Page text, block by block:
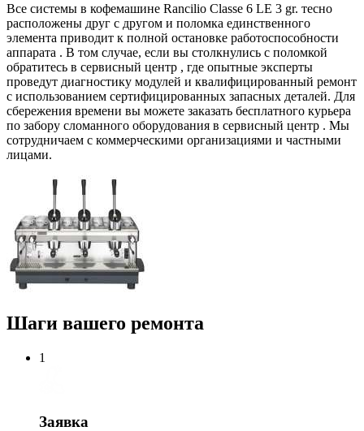
Все системы в кофемашине Rancilio Classe 6 LE 3 gr. тесно
расположены друг с другом и поломка единственного
элемента приводит к полной остановке работоспособности
аппарата . В том случае, если вы столкнулись с поломкой
обратитесь в сервисный центр , где опытные эксперты
проведут диагностику модулей и квалифицированный ремонт
с использованием сертифицированных запасных деталей. Для
сбережения времени вы можете заказать бесплатного курьера
по забору сломанного оборудования в сервисный центр . Мы
сотрудничаем с коммерческими организациями и частными
лицами.
Шаги вашего ремонта
1
Заявка